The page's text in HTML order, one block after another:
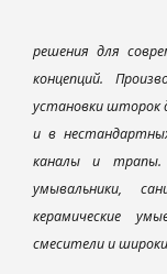
решения для
концепций.
установки шторок
и в
каналы и трапы.
умывальники,
керамические
смесители и